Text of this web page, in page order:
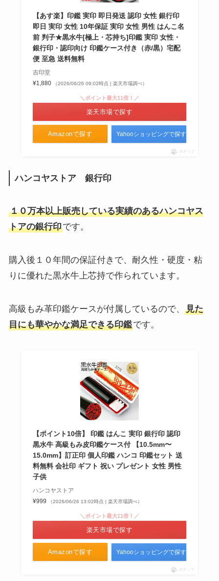
【あす楽】印鑑 実印 即日発送 認印 女性 銀行印
即日 実印 女性 10年保証 実印 女性 男性 はんこ名
前 判子★黒水牛[極上・芯持ち]印鑑 実印 女性・
銀行印・認印向け 印鑑ケース付き（赤/黒）宅配
便 至急 送料無料
吉印堂
¥1,880
（2026/06/26 09:02時点 | 楽天市場調べ）
Amazonで探す
＼ポイント最大11倍！／
楽天市場で探す
Yahooショッピングで探す
ポチップ
ハンコヤストア 銀行印
１０万本以上販売している実績のあるハンコヤス
トアの銀行印です。
購入後１０年間の保証付きで、耐久性・硬度・粘
りに優れた黒水牛上芯持で作られています。
高級もみ革印鑑ケースが付属しているので、 見た
目にも華やかな満足できる印鑑です。
【ポイント10倍】 印鑑 はんこ 実印 銀行印 認印
黒水牛 高級もみ皮印鑑ケース付 【10.5mm〜
15.0mm】訂正印 個人印鑑 ハンコ 印鑑セット 送
料無料 会社印 ギフト 祝い プレゼント 女性 男性
子供
ハンコヤストア
¥999
（2026/06/26 13:02時点 | 楽天市場調べ）
Amazonで探す
＼ポイント最大11倍！／
楽天市場で探す
Yahooショッピングで探す
ポチップ